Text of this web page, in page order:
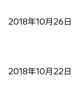
2018年10月26日
2018年10月22日